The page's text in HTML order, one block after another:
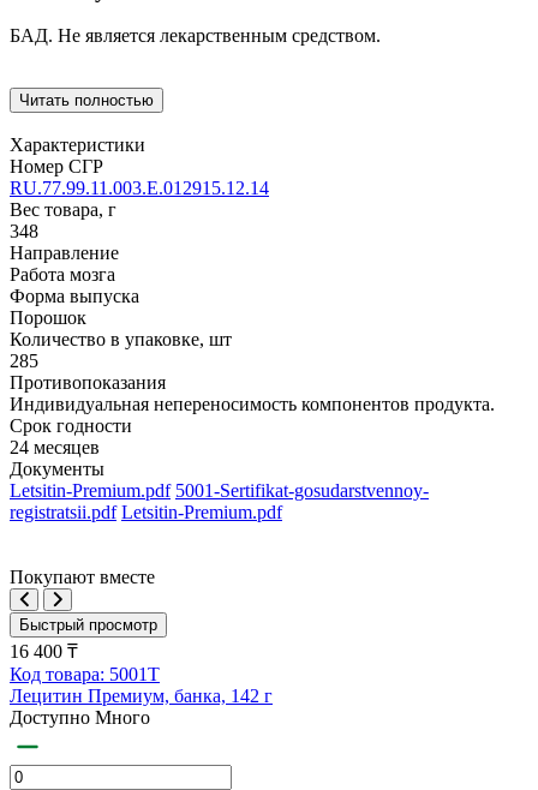
БАД. Не является лекарственным средством.
Читать полностью
Характеристики
Номер СГР
RU.77.99.11.003.Е.012915.12.14
Вес товара, г
348
Направление
Работа мозга
Форма выпуска
Порошок
Количество в упаковке, шт
285
Противопоказания
Индивидуальная непереносимость компонентов продукта.
Срок годности
24 месяцев
Документы
Letsitin-Premium.pdf 5001-Sertifikat-gosudarstvennoy-
registratsii.pdf Letsitin-Premium.pdf
Покупают вместе
Быстрый просмотр
16 400 ₸
Код товара: 5001T
Лецитин Премиум, банка, 142 г
Доступно Много